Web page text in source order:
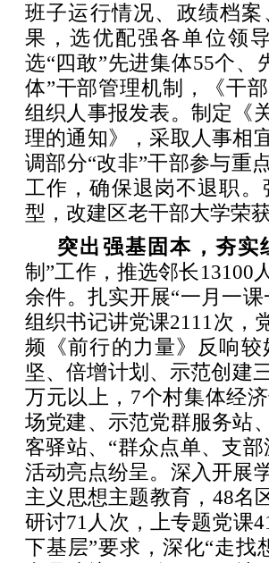
班子运行情况、政绩档
果，选优配强各单位领
选“四敢”先进集体55个、
体”干部管理机制，《干
组织人事报发表。制定《
理的通知》，采取人事相
调部分“改非”干部参与重
工作，确保退岗不退职
型，改建区老干部大学荣
突出强基固本，夯实
制”工作，推选邻长13100
余件。扎实开展“一月一
组织书记讲党课2111次，
频《前行的力量》反响
坚、倍增计划、示范创建
万元以上，7个村集体经
场党建、示范党群服务站
客驿站、“群众点单、支
活动亮点纷呈。深入开展
主义思想主题教育，48名
研讨71人次，上专题党课
下基层”要求，深化“走找